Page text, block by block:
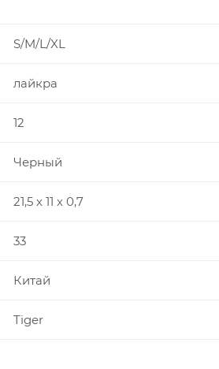
S/M/L/XL
лайкра
12
Черный
21,5 х 11 х 0,7
33
Китай
Tiger